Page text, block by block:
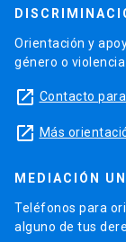
Orientación y
género o
launch Contacto
launch Más
MEDIACIÓN
Teléfonos para
alguno de tus